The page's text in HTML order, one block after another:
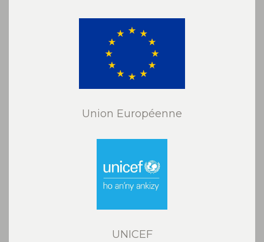
Union Européenne
UNICEF